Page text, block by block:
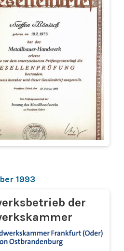
1993
der